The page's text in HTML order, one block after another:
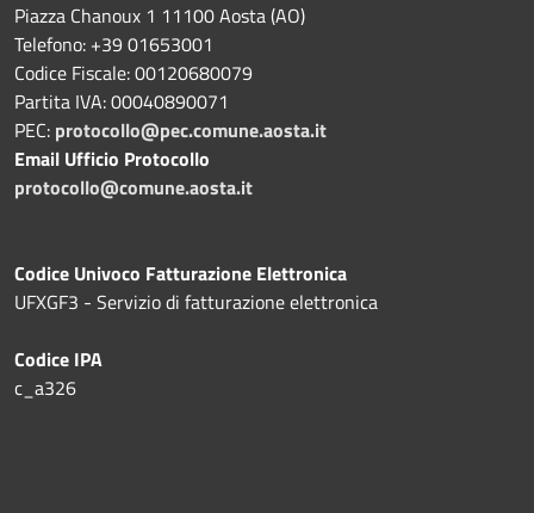
Piazza Chanoux 1 11100 Aosta (AO)
Telefono: +39 01653001
Codice Fiscale: 00120680079
Partita IVA: 00040890071
PEC: protocollo@pec.comune.aosta.it
Email Ufficio Protocollo
protocollo@comune.aosta.it
Codice Univoco Fatturazione Elettronica
UFXGF3 - Servizio di fatturazione elettronica
Codice IPA
c_a326